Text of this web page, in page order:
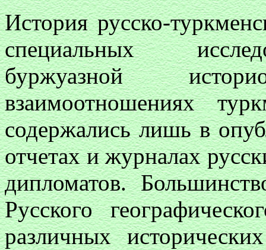
История русско-
специальных
буржуазной
взаимоотношениях
содержались лишь в
отчетах и журналах
дипломатов.
Русского
различных